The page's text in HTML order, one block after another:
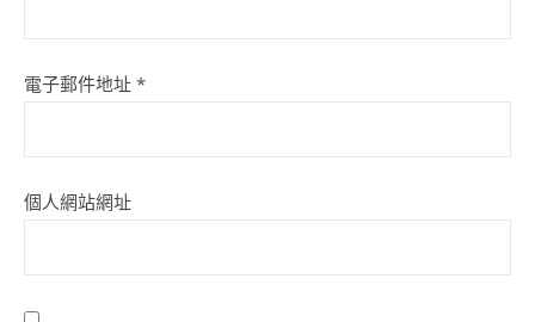
電子郵件地址 *
個人網站網址